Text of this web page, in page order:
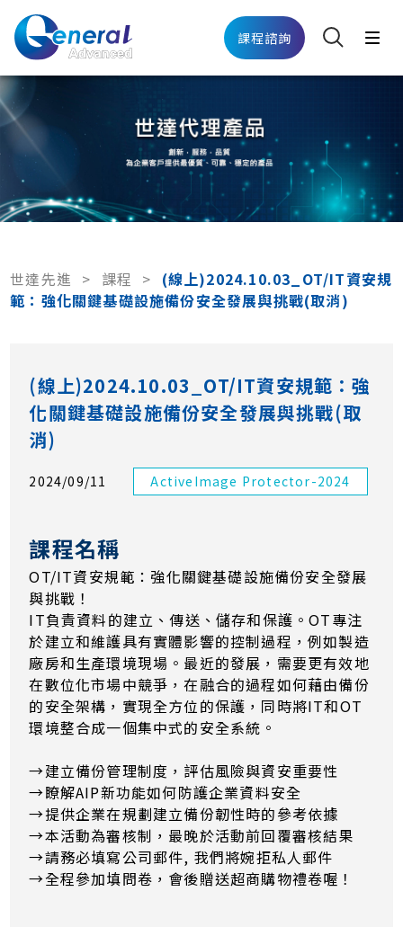
課程諮詢
世達先進 > 課程 > (線上)2024.10.03_OT/IT資安規
範：強化關鍵基礎設施備份安全發展與挑戰(取消)
(線上)2024.10.03_OT/IT資安規範：強
化關鍵基礎設施備份安全發展與挑戰(取
消)
2024/09/11 ActiveImage Protector-2024
課程名稱
OT/IT資安規範：強化關鍵基礎設施備份安全發展
與挑戰！
IT負責資料的建立、傳送、儲存和保護。OT專注
於建立和維護具有實體影響的控制過程，例如製造
廠房和生產環境現場。最近的發展，需要更有效地
在數位化市場中競爭，在融合的過程如何藉由備份
的安全架構，實現全方位的保護，同時將IT和OT
環境整合成一個集中式的安全系統。
→建立備份管理制度，評估風險與資安重要性
→瞭解AIP新功能如何防護企業資料安全
→提供企業在規劃建立備份韌性時的參考依據
→本活動為審核制，最晚於活動前回覆審核結果
​→​​​​​​請務必填寫公司郵件, 我們將婉拒私人郵件
→全程參加填問卷，會後贈送超商購物禮卷喔！